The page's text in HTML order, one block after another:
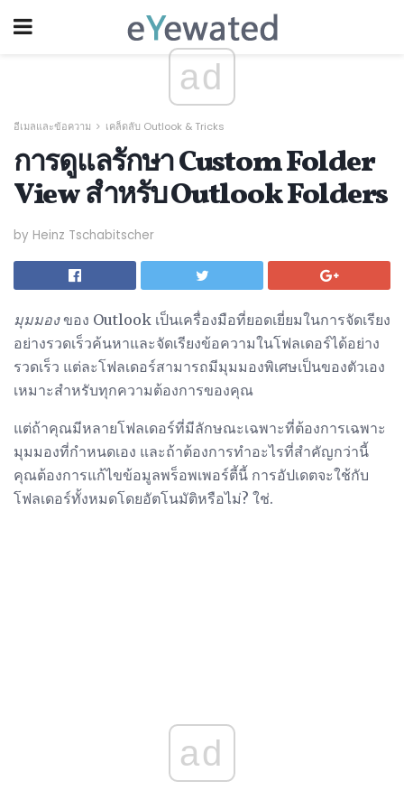
ad
อีเมลและข้อความ เคล็ดลับ Outlook & Tricks
การดูแลรักษา Custom Folder
View สำหรับ Outlook Folders
by Heinz Tschabitscher
มุมมองของ Outlook เป็นเครื่องมือที่ยอดเยี่ยมในการจัดเรียง
อย่างรวดเร็วค้นหาและจัดเรียงข้อความในโฟลเดอร์ได้อย่าง
รวดเร็ว แต่ละโฟลเดอร์สามารถมีมุมมองพิเศษเป็นของตัวเอง
เหมาะสำหรับทุกความต้องการของคุณ
แต่ถ้าคุณมีหลายโฟลเดอร์ที่มีลักษณะเฉพาะที่ต้องการเฉพาะ
มุมมองที่กำหนดเอง และถ้าต้องการทำอะไรที่สำคัญกว่านี้
คุณต้องการแก้ไขข้อมูลพร็อพเพอร์ตี้นี้ การอัปเดตจะใช้กับ
โฟลเดอร์ทั้งหมดโดยอัตโนมัติหรือไม่? ใช่.
ad